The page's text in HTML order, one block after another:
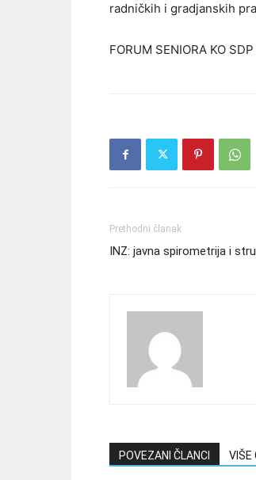
radničkih i gradjanskih
FORUM SENIORA KO
Prethodni članak
INZ: javna spirometrija i
POVEZANI ČLANCI VIŠE